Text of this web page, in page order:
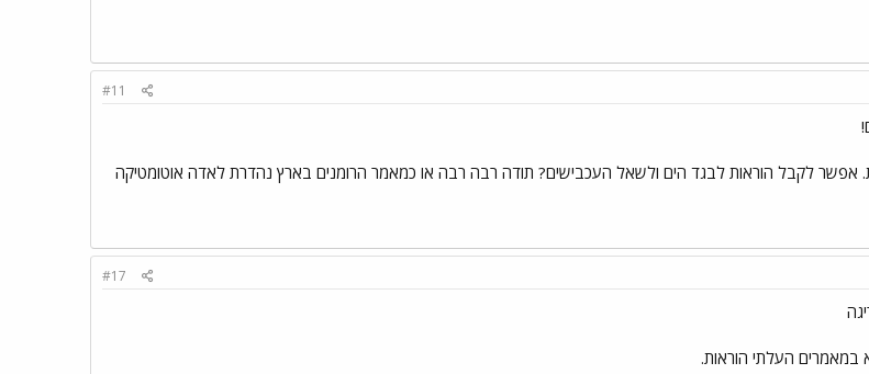
#11
אפשר לקבל הוראות לבגד הים ולשאל העכבישים? תודה רבה רבה או כמאמר הרומנים בארץ נהדרת לאדה אוטומטיקה
#17
במאמרים העלתי הוראות.